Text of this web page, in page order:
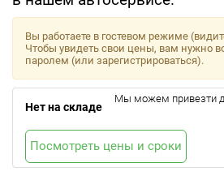
Вы работаете в гостевом режиме
Чтобы увидеть свои цены, вам нужно
паролем (или зарегистрироваться).
Нет на складе
Мы можем привезти
Посмотреть цены и сроки